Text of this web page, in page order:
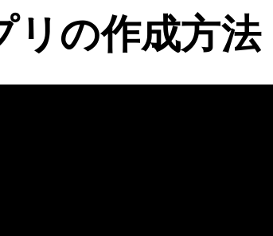
リの作成方法